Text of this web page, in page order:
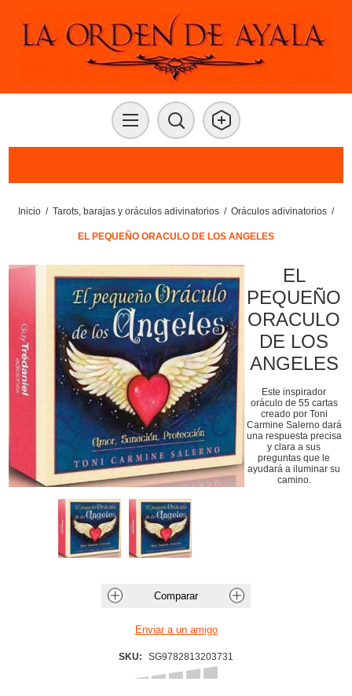
Inicio / Tarots, barajas y oráculos adivinatorios / Oráculos adivinatorios /
EL PEQUEÑO ORACULO DE LOS ANGELES
EL
PEQUEÑO
ORACULO
DE LOS
ANGELES
Este inspirador
oráculo de 55 cartas
creado por Toni
Carmine Salerno dará
una respuesta precisa
y clara a sus
preguntas que le
ayudará a iluminar su
camino.
SKU: SG9782813203731